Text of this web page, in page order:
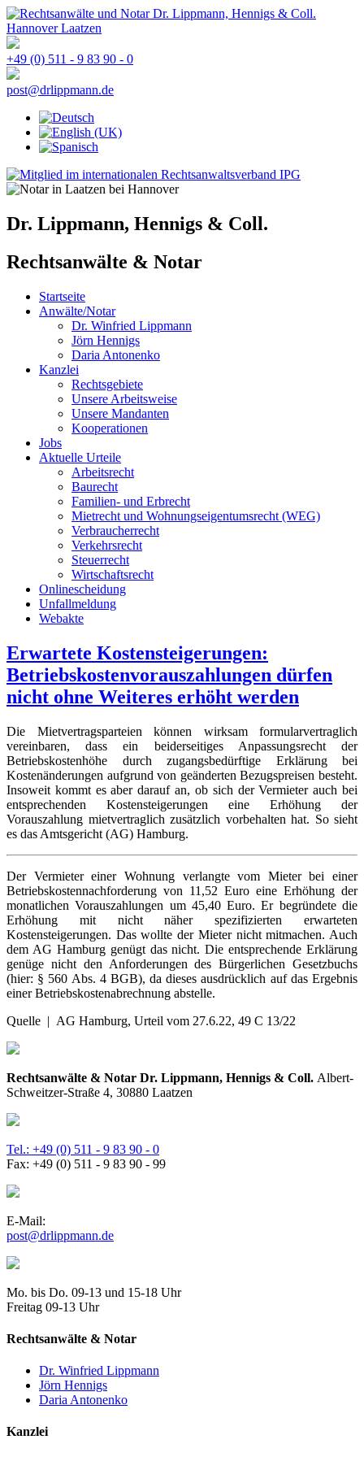
+49 (0) 511 - 9 83 90 - 0
post@drlippmann.de
Dr. Lippmann, Hennigs & Coll.
Rechtsanwälte & Notar
Startseite
Anwälte/Notar
Dr. Winfried Lippmann
Jörn Hennigs
Daria Antonenko
Kanzlei
Rechtsgebiete
Unsere Arbeitsweise
Unsere Mandanten
Kooperationen
Jobs
Aktuelle Urteile
Arbeitsrecht
Baurecht
Familien- und Erbrecht
Mietrecht und Wohnungseigentumsrecht (WEG)
Verbraucherrecht
Verkehrsrecht
Steuerrecht
Wirtschaftsrecht
Onlinescheidung
Unfallmeldung
Webakte
Erwartete Kostensteigerungen:
Betriebskostenvorauszahlungen dürfen
nicht ohne Weiteres erhöht werden
Die Mietvertragsparteien können wirksam formularvertraglich
vereinbaren, dass ein beiderseitiges Anpassungsrecht der
Betriebskostenhöhe durch zugangsbedürftige Erklärung bei
Kostenänderungen aufgrund von geänderten Bezugspreisen besteht.
Insoweit kommt es aber darauf an, ob sich der Vermieter auch bei
entsprechenden Kostensteigerungen eine Erhöhung der
Vorauszahlung mietvertraglich zusätzlich vorbehalten hat. So sieht
es das Amtsgericht (AG) Hamburg.
Der Vermieter einer Wohnung verlangte vom Mieter bei einer
Betriebskostennachforderung von 11,52 Euro eine Erhöhung der
monatlichen Vorauszahlungen um 45,40 Euro. Er begründete die
Erhöhung mit nicht näher spezifizierten erwarteten
Kostensteigerungen. Das wollte der Mieter nicht mitmachen. Auch
dem AG Hamburg genügt das nicht. Die entsprechende Erklärung
genüge nicht den Anforderungen des Bürgerlichen Gesetzbuchs
(hier: § 560 Abs. 4 BGB), da dieses ausdrücklich auf das Ergebnis
einer Betriebskostenabrechnung abstelle.
Quelle | AG Hamburg, Urteil vom 27.6.22, 49 C 13/22
Rechtsanwälte & Notar Dr. Lippmann, Hennigs & Coll. Albert-
Schweitzer-Straße 4, 30880 Laatzen
Tel.: +49 (0) 511 - 9 83 90 - 0
Fax: +49 (0) 511 - 9 83 90 - 99
E-Mail:
post@drlippmann.de
Mo. bis Do. 09-13 und 15-18 Uhr
Freitag 09-13 Uhr
Rechtsanwälte & Notar
Dr. Winfried Lippmann
Jörn Hennigs
Daria Antonenko
Kanzlei